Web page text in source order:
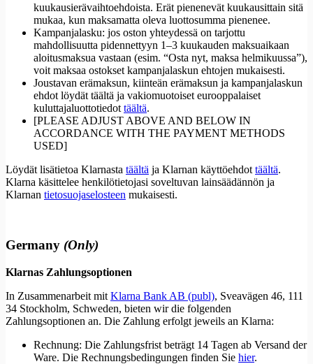
kuukausierävaihtoehdoista. Erät pienenevät kuukausittain sitä
mukaa, kun maksamatta oleva luottosumma pienenee.
Kampanjalasku: jos oston yhteydessä on tarjottu
mahdollisuutta pidennettyyn 1–3 kuukauden maksuaikaan
aloitusmaksua vastaan (esim. “Osta nyt, maksa helmikuussa”),
voit maksaa ostokset kampanjalaskun ehtojen mukaisesti.
Joustavan erämaksun, kiinteän erämaksun ja kampanjalaskun
ehdot löydät täältä ja vakiomuotoiset eurooppalaiset
kuluttajaluottotiedot täältä.
[PLEASE ADJUST ABOVE AND BELOW IN
ACCORDANCE WITH THE PAYMENT METHODS
USED]
Löydät lisätietoa Klarnasta täältä ja Klarnan käyttöehdot täältä.
Klarna käsittelee henkilötietojasi soveltuvan lainsäädännön ja
Klarnan tietosuojaselosteen mukaisesti.
Germany (Only)
Klarnas Zahlungsoptionen
In Zusammenarbeit mit Klarna Bank AB (publ), Sveavägen 46, 111
34 Stockholm, Schweden, bieten wir die folgenden
Zahlungsoptionen an. Die Zahlung erfolgt jeweils an Klarna:
Rechnung: Die Zahlungsfrist beträgt 14 Tagen ab Versand der
Ware. Die Rechnungsbedingungen finden Sie hier.